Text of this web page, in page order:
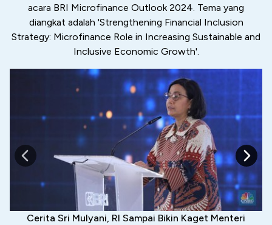
acara BRI Microfinance Outlook 2024. Tema yang
diangkat adalah 'Strengthening Financial Inclusion
Strategy: Microfinance Role in Increasing Sustainable and
Inclusive Economic Growth'.
Cerita Sri Mulyani, RI Sampai Bikin Kaget Menteri